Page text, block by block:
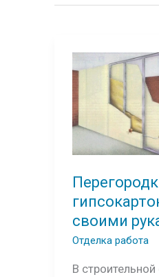
своими
Отделка работа
В